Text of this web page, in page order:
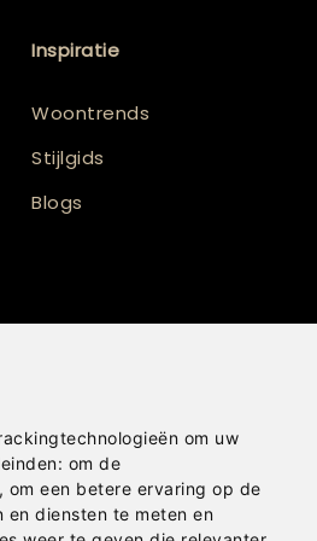
om uw
om de
, om een betere ervaring op de
en diensten te meten en
Inspiratie
Woontrends
Stijlgids
Blogs